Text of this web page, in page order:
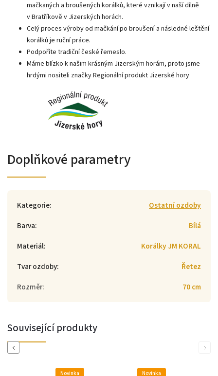
mačkaných a broušených korálků, které vznikají v naší dílně
v Bratříkově v Jizerských horách.
Celý proces výroby od mačkání po broušení a následné leštění
korálků je ruční práce.
Podpoříte tradiční české řemeslo.
Máme blízko k našim krásným Jizerským horám, proto jsme
hrdými nositeli značky Regionální produkt Jizerské hory
Doplňkové parametry
Kategorie:
Ostatní ozdoby
Barva:
Bílá
Materiál:
Korálky JM KORAL
Tvar ozdoby:
Řetez
Rozměr: 70 cm
Související produkty
Previous
Novinka Novinka
Next